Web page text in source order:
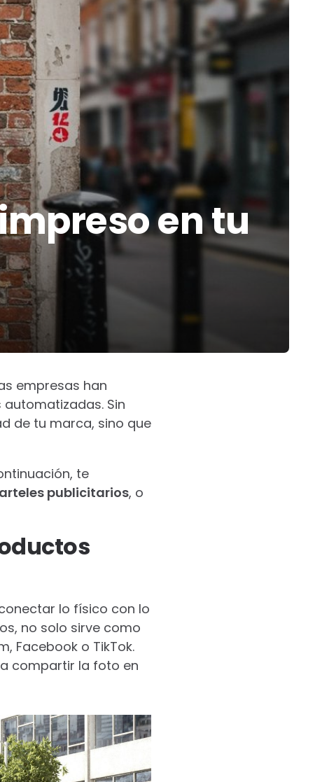
en tu
empresas han
Sin
de tu marca, sino que
te
publicitarios, o
lo físico con lo
no solo sirve como
Facebook o TikTok.
compartir la foto en